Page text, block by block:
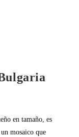
en tamaño, es
mosaico que